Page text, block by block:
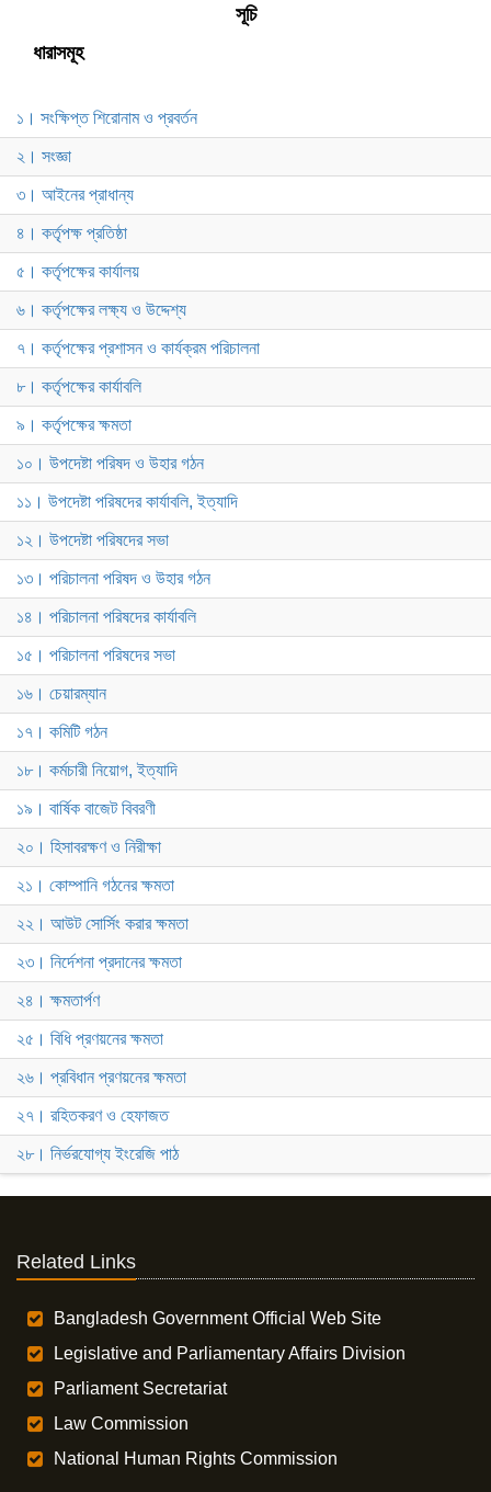
সূচি
ধারাসমূহ
১। সংক্ষিপ্ত শিরোনাম ও প্রবর্তন
২। সংজ্ঞা
৩। আইনের প্রাধান্য
৪। কর্তৃপক্ষ প্রতিষ্ঠা
৫। কর্তৃপক্ষের কার্যালয়
৬। কর্তৃপক্ষের লক্ষ্য ও উদ্দেশ্য
৭। কর্তৃপক্ষের প্রশাসন ও কার্যক্রম পরিচালনা
৮। কর্তৃপক্ষের কার্যাবলি
৯। কর্তৃপক্ষের ক্ষমতা
১০। উপদেষ্টা পরিষদ ও উহার গঠন
১১। উপদেষ্টা পরিষদের কার্যাবলি, ইত্যাদি
১২। উপদেষ্টা পরিষদের সভা
১৩। পরিচালনা পরিষদ ও উহার গঠন
১৪। পরিচালনা পরিষদের কার্যাবলি
১৫। পরিচালনা পরিষদের সভা
১৬। চেয়ারম্যান
১৭। কমিটি গঠন
১৮। কর্মচারী নিয়োগ, ইত্যাদি
১৯। বার্ষিক বাজেট বিবরণী
২০। হিসাবরক্ষণ ও নিরীক্ষা
২১। কোম্পানি গঠনের ক্ষমতা
২২। আউট সোর্সিং করার ক্ষমতা
২৩। নির্দেশনা প্রদানের ক্ষমতা
২৪। ক্ষমতার্পণ
২৫। বিধি প্রণয়নের ক্ষমতা
২৬। প্রবিধান প্রণয়নের ক্ষমতা
২৭। রহিতকরণ ও হেফাজত
২৮। নির্ভরযোগ্য ইংরেজি পাঠ
Related Links
Bangladesh Government Official Web Site
Legislative and Parliamentary Affairs Division
Parliament Secretariat
Law Commission
National Human Rights Commission